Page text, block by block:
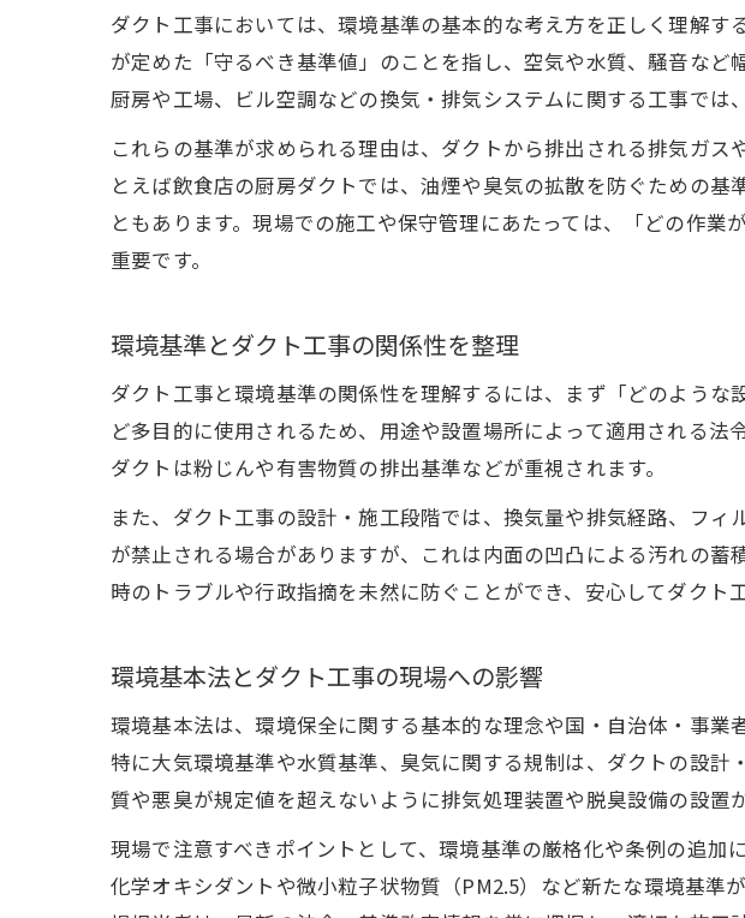
ダクト工
ダクト工事
環境基準が定め
ダクト工事
環境基準が
ダクト工事
ダクト工事
ジャバラダ
ダクト工事
環境基準と
ジャバラダ
ダクト環境基準
ダクト工事
法令一覧と
ダクト工事
現場で守るべき
ダクト工事
ダクト工事においては、環境基準の基本的な考え方を正しく理解
が定めた「守るべき基準値」のことを指し、空気や水質、騒音な
厨房や工場、ビル空調などの換気・排気システムに関する工事では
これらの基準が求められる理由は、ダクトから排出される排気ガ
とえば飲食店の厨房ダクトでは、油煙や臭気の拡散を防ぐための
ともあります。現場での施工や保守管理にあたっては、「どの作
重要です。
環境基準とダクト工事の関係性を整理
ダクト工事と環境基準の関係性を理解するには、まず「どのよう
ど多目的に使用されるため、用途や設置場所によって適用される
ダクトは粉じんや有害物質の排出基準などが重視されます。
また、ダクト工事の設計・施工段階では、換気量や排気経路、フィ
が禁止される場合がありますが、これは内面の凹凸による汚れの
時のトラブルや行政指摘を未然に防ぐことができ、安心してダクト
環境基本法とダクト工事の現場への影響
環境基本法は、環境保全に関する基本的な理念や国・自治体・事業
特に大気環境基準や水質基準、臭気に関する規制は、ダクトの設
質や悪臭が規定値を超えないように排気処理装置や脱臭設備の設置
現場で注意すべきポイントとして、環境基準の厳格化や条例の追
化学オキシダントや微小粒子状物質（PM2.5）など新たな環境基